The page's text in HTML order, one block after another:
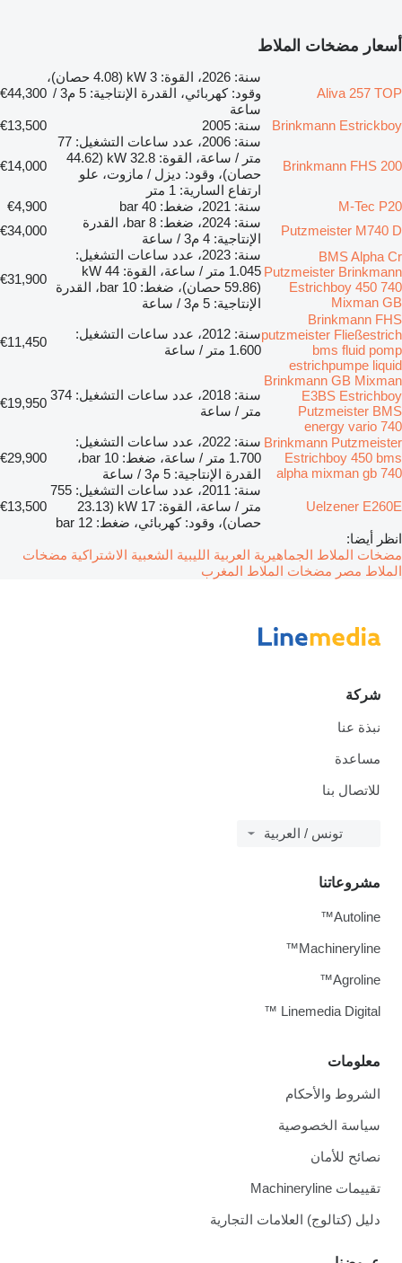
أسعار مضخات الملاط
Aliva 257 TOP
سنة: 2026، القوة: 3 kW (4.08 حصان)،
وقود: كهربائي، القدرة الإنتاجية: 5 م3 /
ساعة
€44,300
Brinkmann Estrickboy سنة: 2005 €13,500
Brinkmann FHS 200
سنة: 2006، عدد ساعات التشغيل: 77
متر / ساعة، القوة: 32.8 kW (44.62
حصان)، وقود: ديزل / مازوت، علو
ارتفاع السارية: 1 متر
€14,000
M-Tec P20 سنة: 2021، ضغط: 40 bar
€4,900
Putzmeister M740 D
سنة: 2024، ضغط: 8 bar، القدرة
الإنتاجية: 4 م3 / ساعة
€34,000
BMS Alpha Cr
Putzmeister Brinkmann
Estrichboy 450 740
Mixman GB
سنة: 2023، عدد ساعات التشغيل:
1.045 متر / ساعة، القوة: 44 kW
(59.86 حصان)، ضغط: 10 bar، القدرة
الإنتاجية: 5 م3 / ساعة
€31,900
Brinkmann FHS
putzmeister Fließestrich
bms fluid pomp
estrichpumpe liquid
سنة: 2012، عدد ساعات التشغيل:
1.600 متر / ساعة
€11,450
Brinkmann GB Mixman
E3BS Estrichboy
Putzmeister BMS
energy vario 740
سنة: 2018، عدد ساعات التشغيل: 374
متر / ساعة
€19,950
Brinkmann Putzmeister
Estrichboy 450 bms
alpha mixman gb 740
سنة: 2022، عدد ساعات التشغيل:
1.700 متر / ساعة، ضغط: 10 bar،
القدرة الإنتاجية: 5 م3 / ساعة
€29,900
Uelzener E260E
سنة: 2011، عدد ساعات التشغيل: 755
متر / ساعة، القوة: 17 kW (23.13
حصان)، وقود: كهربائي، ضغط: 12 bar
€13,500
انظر أيضا:
مضخات الملاط الجماهيرية العربية الليبية الشعبية الاشتراكية مضخات
الملاط مصر مضخات الملاط المغرب
شركة
نبذة عنا
مساعدة
للاتصال بنا
تونس / العربية
معلومات
الشروط والأحكام
سياسة الخصوصية
نصائح للأمان
تقييمات Machineryline
دليل (كتالوج) العلامات التجارية
مشروعاتنا
Autoline™
Machineryline™
Agroline™
Linemedia Digital ™